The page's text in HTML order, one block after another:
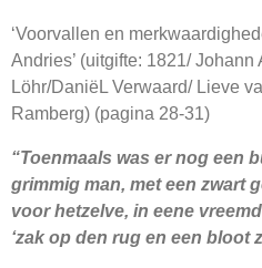
‘Voorvallen en
Andries’ (uitgifte: 1821/
Löhr/DaniëL Verwaard/ Lieve
Ramberg) (pagina 28-31)
“Toenmaals was er nog een
grimmig man, met een zwart
voor hetzelve, in eene
‘zak op den rug en een bloot